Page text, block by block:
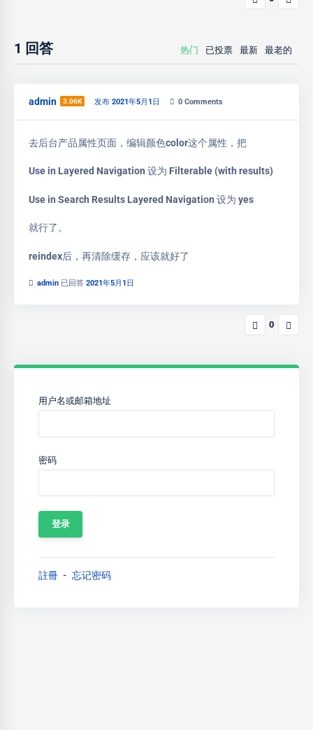
1 回答 热门 已投票 最新 最老的
admin 3.06K 发布 2021年5月1日 0 Comments
去后台产品属性页面，编辑颜色color这个属性，把
Use in Layered Navigation 设为 Filterable (with results)
Use in Search Results Layered Navigation 设为 yes
就行了。
reindex后，再清除缓存，应该就好了
admin 已回答 2021年5月1日
0
用户名或邮箱地址
密码
註冊 忘记密码